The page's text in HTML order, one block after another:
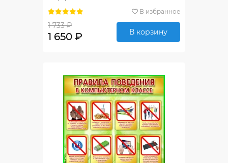
В избранное
1 733 ₽
1 650 ₽ В корзину